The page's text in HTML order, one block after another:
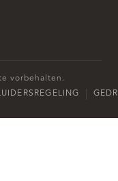
vorbehalten.